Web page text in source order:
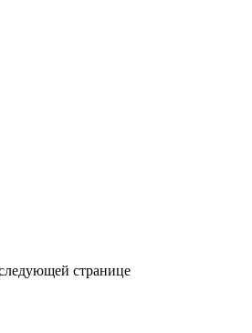
странице